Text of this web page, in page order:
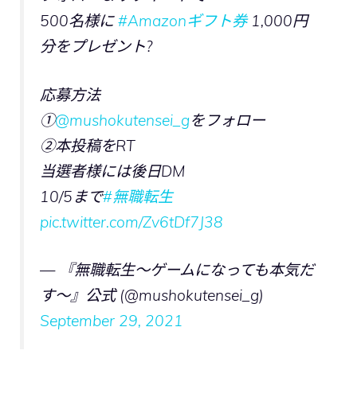
500名様に#Amazonギフト券1,000円
分をプレゼント?
応募方法
①@mushokutensei_gをフォロー
②本投稿をRT
当選者様には後日DM
10/5まで#無職転生
pic.twitter.com/Zv6tDf7J38
— 『無職転生～ゲームになっても本気だ
す～』公式 (@mushokutensei_g)
September 29, 2021